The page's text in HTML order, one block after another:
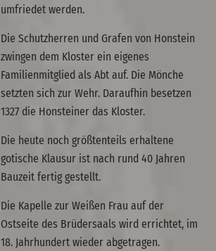
umfriedet werden.
Die Schutzherren und Grafen von Honstein
zwingen dem Kloster ein eigenes
Familienmitglied als Abt auf. Die Mönche
setzten sich zur Wehr. Daraufhin besetzen
1327 die Honsteiner das Kloster.
Die heute noch größtenteils erhaltene
gotische Klausur ist nach rund 40 Jahren
Bauzeit fertig gestellt.
Die Kapelle zur Weißen Frau auf der
Ostseite des Brüdersaals wird errichtet, im
18. Jahrhundert wieder abgetragen.